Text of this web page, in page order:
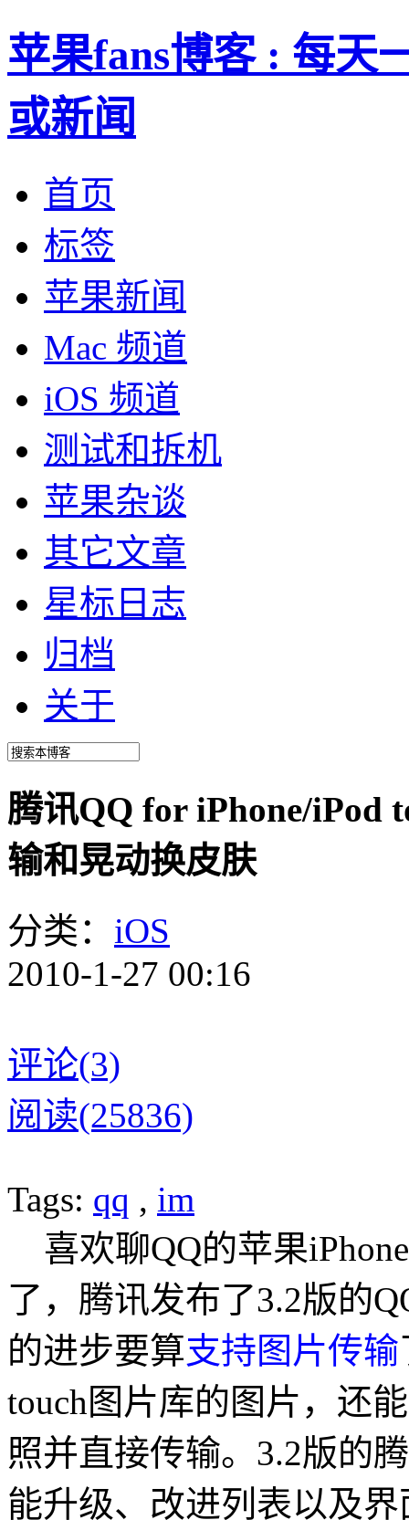
苹果fans博客 : 每天
或新闻
首页
标签
苹果新闻
Mac 频道
iOS 频道
测试和拆机
苹果杂谈
其它文章
星标日志
归档
关于
腾讯QQ for iPhone/iPod
输和晃动换皮肤
分类： iOS
2010-1-27 00:16
评论(3)
阅读(25836)
Tags: qq , im
喜欢聊QQ的苹果
了，腾讯发布了3.2版的
的进步要算支持图片传输
touch图片库的图片，还
照并直接传输。3.2版的
能升级、改进列表以及